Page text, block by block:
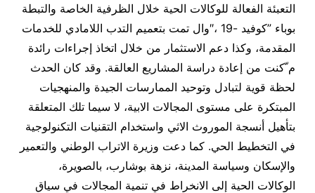
التعبئة الفعالة للوكالات الحية خلال الظرفية الخاصة والتبطة
بوباء ”كوفيد -19 ،″وال تمت بتعميم التدب اللامادي للخدمات
المقدمة، وكذا دعم الاستثمار من خلال اتخاذ إجراءات رائدة
م ّكنت من إعادة دراسة المشاريع العالقة. وقد كان الحدث
لحظة قوية لتبادل وتوحيد الممارسات الجيدة والمنهجيات
المبتكرة على مستوى المجالات الابية، لا سيما تلك المتعلقة
بتأهيل أنسجة الموروث الاثي واستخدام التقنيات التكنولوجية
في التخطيط الحي. كما دعت وزيرة الاتراب الوطني والتعمير
والإسكان وسياسة المدينة، نزهة بوشارب، بالصويرة،
الوكالات الحية إلى الانخراط في تنمية المجالات في سياق